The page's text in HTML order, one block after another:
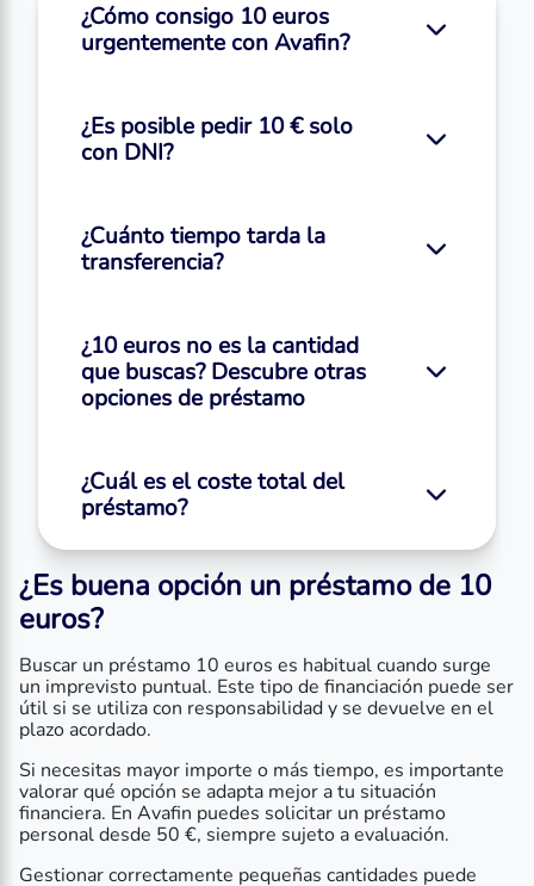
¿Cómo consigo 10 euros
urgentemente con Avafin?
¿Es posible pedir 10 € solo
con DNI?
¿Cuánto tiempo tarda la
transferencia?
¿10 euros no es la cantidad
que buscas? Descubre otras
opciones de préstamo
¿Cuál es el coste total del
préstamo?
¿Es buena opción un préstamo de 10
euros?
Buscar un préstamo 10 euros es habitual cuando surge
un imprevisto puntual. Este tipo de financiación puede ser
útil si se utiliza con responsabilidad y se devuelve en el
plazo acordado.
Si necesitas mayor importe o más tiempo, es importante
valorar qué opción se adapta mejor a tu situación
financiera. En Avafin puedes solicitar un préstamo
personal desde 50 €, siempre sujeto a evaluación.
Gestionar correctamente pequeñas cantidades puede